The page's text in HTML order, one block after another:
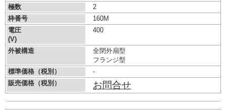
極数
2
枠番号
160M
電圧
(V)
400
外被構造
全閉外扇型
フランジ型
標準価格（税別）
-
販売価格（税別）
お問合せ